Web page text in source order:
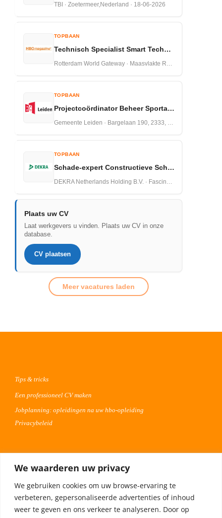
We waarderen uw privacy
We gebruiken cookies om uw browse-ervaring te
verbeteren, gepersonaliseerde advertenties of inhoud
weer te geven en ons verkeer te analyseren. Door op
TBI · Zoetermeer,Nederland · 18-06-2026
TOPBAAN
Technisch Specialist Smart Technologies RWG
Rotterdam World Gateway · Maasvlakte Rotterdam,Nederland · 18-06-2026
TOPBAAN
Projectcoördinator Beheer Sportaccommodaties Leiden
Gemeente Leiden · Bargelaan 190, 2333, CW ,Leiden · 05-06-2026
TOPBAAN
Schade-expert Constructieve Schades Bouwkunde
DEKRA Netherlands Holding B.V. · Fascinatio Boulevard 602, 2909 VA Capelle aan den IJssel · 04-06-2026
Plaats uw CV
Laat werkgevers u vinden. Plaats uw CV in onze
database.
CV plaatsen
Meer vacatures laden
Tips & tricks
Een professioneel CV maken
Jobplanning: opleidingen na uw hbo-opleiding
Privacybeleid
Plaats uw vacature 30 dagen gratis
Adverteren op Meta